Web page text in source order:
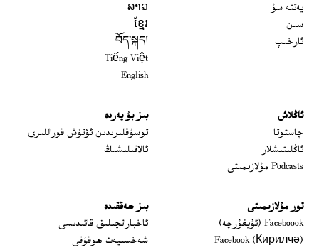
يەتتە سۇ
سىن
ئارخىپ
ລາວ
ខ្មែរ
བོད་སྐད།
Tiếng Việt
English
ئاڭلاش
چاستوتا
ئاڭلىتىشلار
Podcasts مۇلازىمىتى
بىز بۇ يەردە
توسۇقلىرىدىن ئۆتۈش قوراللىرى
ئالاقىلىشىڭ
تور مۇلازىمىتى
Faceboook (ئۇيغۇرچە)
Opens in new window
Facebook (Кирилчә)
Opens in new window
بىز ھەققىدە
ئاخباراتچىلىق قائىدىسى
شەخسىيەت ھوقۇقى